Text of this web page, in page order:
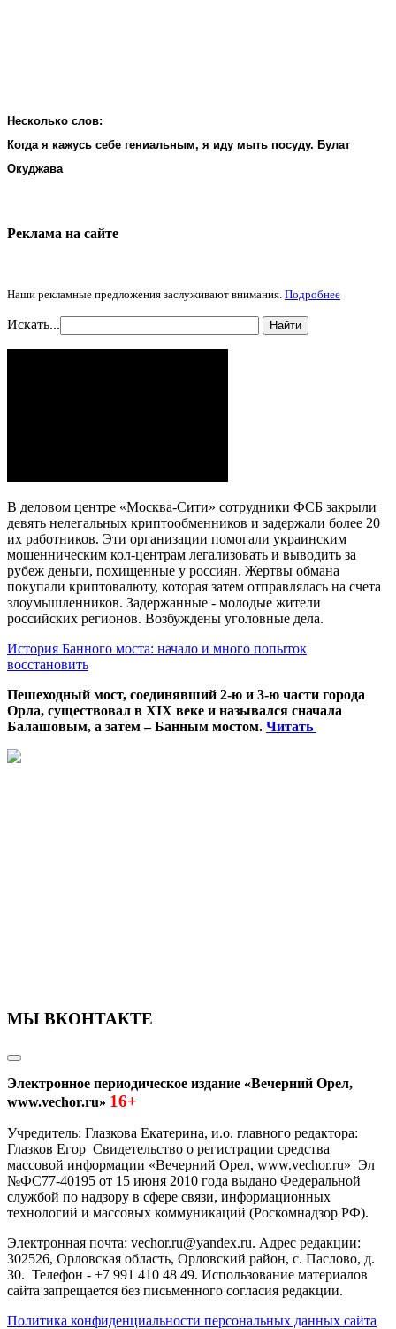
Несколько слов:
Когда я кажусь себе гениальным, я иду мыть посуду. Булат
Окуджава
Реклама на cайте
Наши рекламные предложения заслуживают внимания. Подробнее
Искать... Найти
В деловом центре «Москва-Сити» сотрудники ФСБ закрыли
девять нелегальных криптообменников и задержали более 20
их работников. Эти организации помогали украинским
мошенническим кол-центрам легализовать и выводить за
рубеж деньги, похищенные у россиян. Жертвы обмана
покупали криптовалюту, которая затем отправлялась на счета
злоумышленников. Задержанные - молодые жители
российских регионов. Возбуждены уголовные дела.
История Банного моста: начало и много попыток
восстановить
Пешеходный мост, соединявший 2-ю и 3-ю части города
Орла, существовал в XIX веке и назывался сначала
Балашовым, а затем – Банным мостом. Читать
МЫ ВКОНТАКТЕ
Электронное периодическое издание «Вечерний Орел,
www.vechor.ru» 16+
Учредитель: Глазкова Екатерина, и.о. главного редактора:
Глазков Егор Свидетельство о регистрации средства
массовой информации «Вечерний Орел, www.vechor.ru» Эл
№ФС77-40195 от 15 июня 2010 года выдано Федеральной
службой по надзору в сфере связи, информационных
технологий и массовых коммуникаций (Роскомнадзор РФ).
Электронная почта: vechor.ru@yandex.ru. Адрес редакции:
302526, Орловская область, Орловский район, с. Паслово, д.
30. Телефон - +7 991 410 48 49. Использование материалов
сайта запрещается без письменного согласия редакции.
Политика конфиденциальности персональных данных сайта